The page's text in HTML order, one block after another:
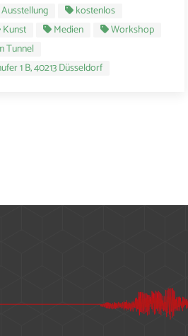
Ausstellung
kostenlos
Kunst Medien
Workshop
Tunnel
1 B, 40213 Düsseldorf